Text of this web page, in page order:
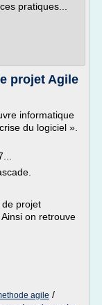
pratiques...
projet Agile
informatique
du logiciel ».
projet
on retrouve
agile /